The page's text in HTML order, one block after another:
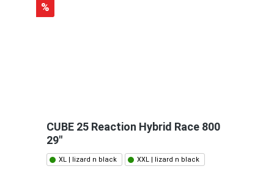
%
CUBE 25 Reaction Hybrid Race 800
29"
XL | lizard n black XXL | lizard n black